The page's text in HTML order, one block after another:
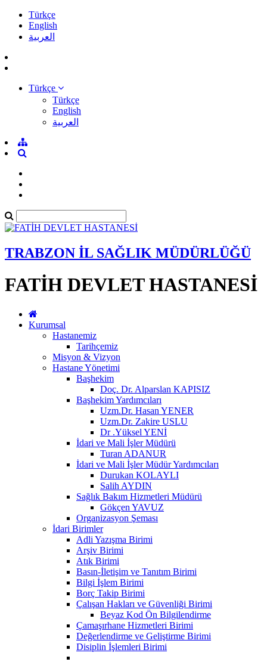
Türkçe
English
العربية
Türkçe
Türkçe
English
العربية
TRABZON İL SAĞLIK MÜDÜRLÜĞÜ
FATİH DEVLET HASTANESİ
Kurumsal
Hastanemiz
Tarihçemiz
Misyon & Vizyon
Hastane Yönetimi
Başhekim
Doç. Dr. Alparslan KAPISIZ
Başhekim Yardımcıları
Uzm.Dr. Hasan YENER
Uzm.Dr. Zakire USLU
Dr .Yüksel YENİ
İdari ve Mali İşler Müdürü
Turan ADANUR
İdari ve Mali İşler Müdür Yardımcıları
Durukan KOLAYLI
Salih AYDIN
Sağlık Bakım Hizmetleri Müdürü
Gökçen YAVUZ
Organizasyon Şeması
İdari Birimler
Adli Yazışma Birimi
Arşiv Birimi
Atık Birimi
Basın-İletişim ve Tanıtım Birimi
Bilgi İşlem Birimi
Borç Takip Birimi
Çalışan Hakları ve Güvenliği Birimi
Beyaz Kod Ön Bilgilendirme
Çamaşırhane Hizmetleri Birimi
Değerlendirme ve Geliştirme Birimi
Disiplin İşlemleri Birimi